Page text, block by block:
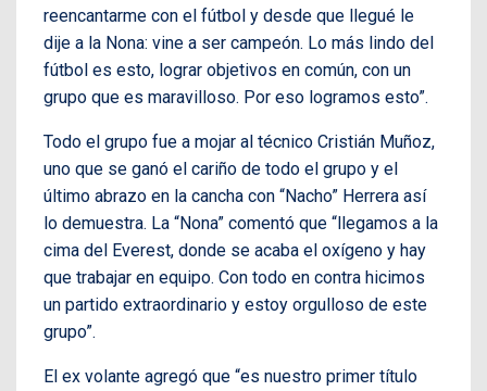
reencantarme con el fútbol y desde que llegué le
dije a la Nona: vine a ser campeón. Lo más lindo del
fútbol es esto, lograr objetivos en común, con un
grupo que es maravilloso. Por eso logramos esto”.
Todo el grupo fue a mojar al técnico Cristián Muñoz,
uno que se ganó el cariño de todo el grupo y el
último abrazo en la cancha con “Nacho” Herrera así
lo demuestra. La “Nona” comentó que “llegamos a la
cima del Everest, donde se acaba el oxígeno y hay
que trabajar en equipo. Con todo en contra hicimos
un partido extraordinario y estoy orgulloso de este
grupo”.
El ex volante agregó que “es nuestro primer título